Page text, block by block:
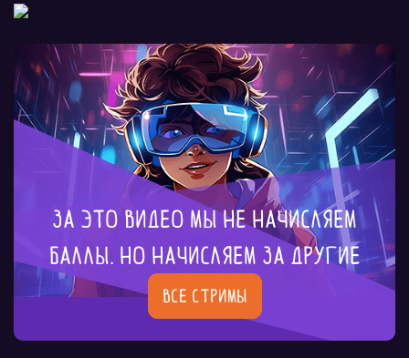
За это видео мы не начисляем
баллы. Но начисляем за другие
Все стримы